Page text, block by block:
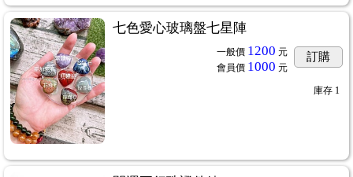
七色愛心玻璃盤七星陣
一般價 1200 元
會員價 1000 元
訂購
庫存 1